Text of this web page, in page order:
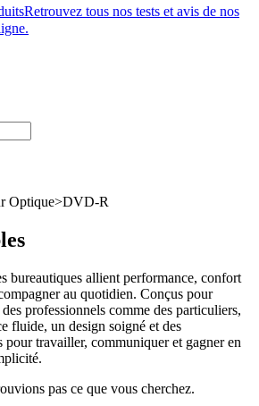
Retrouvez tous nos tests et avis de nos
Optique>DVD-R
bureautiques allient performance, confort
au quotidien. Conçus pour
professionnels comme des particuliers,
fluide, un design soigné et des
pour travailler, communiquer et gagner en
pas ce que vous cherchez.